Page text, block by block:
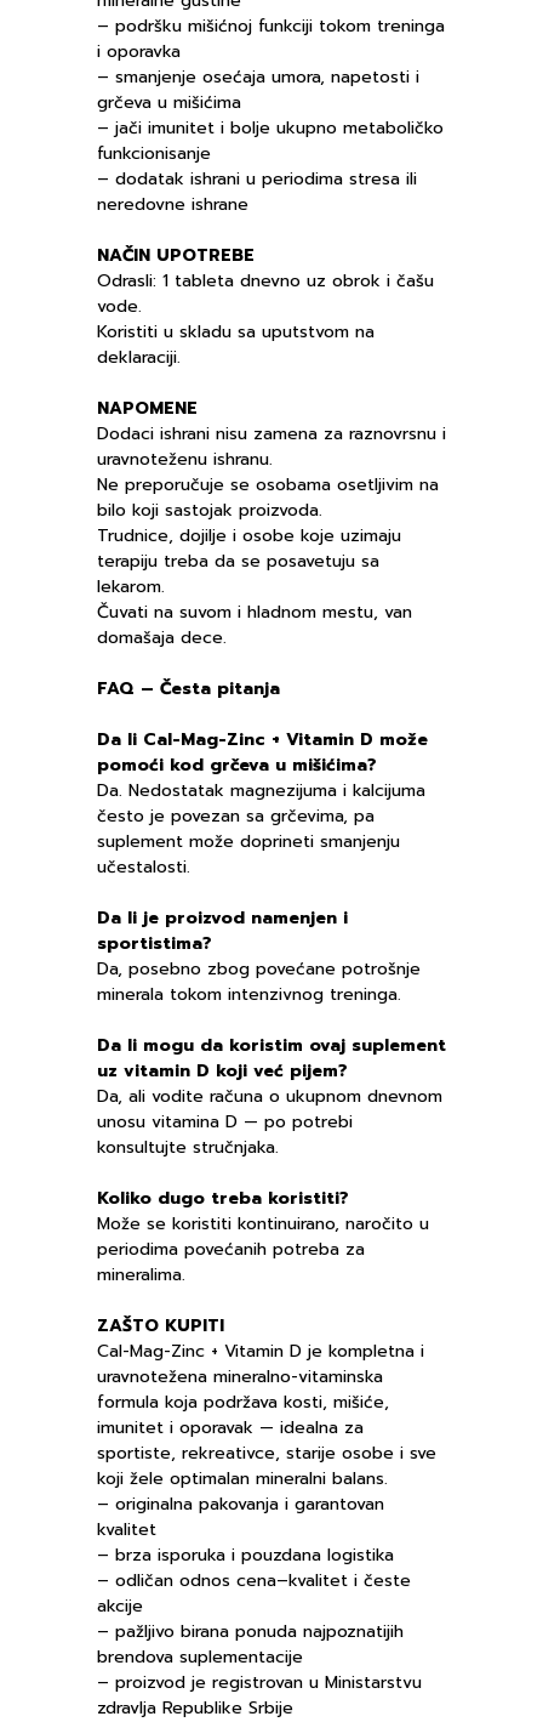
– podršku mišićnoj funkciji tokom treninga
i oporavka
– smanjenje osećaja umora, napetosti i
grčeva u mišićima
– jači imunitet i bolje ukupno metaboličko
funkcionisanje
– dodatak ishrani u periodima stresa ili
neredovne ishrane
NAČIN UPOTREBE
Odrasli: 1 tableta dnevno uz obrok i čašu
vode.
Koristiti u skladu sa uputstvom na
deklaraciji.
NAPOMENE
Dodaci ishrani nisu zamena za raznovrsnu i
uravnoteženu ishranu.
Ne preporučuje se osobama osetljivim na
bilo koji sastojak proizvoda.
Trudnice, dojilje i osobe koje uzimaju
terapiju treba da se posavetuju sa
lekarom.
Čuvati na suvom i hladnom mestu, van
domašaja dece.
FAQ – Česta pitanja
Da li Cal-Mag-Zinc + Vitamin D može
pomoći kod grčeva u mišićima?
Da. Nedostatak magnezijuma i kalcijuma
često je povezan sa grčevima, pa
suplement može doprineti smanjenju
učestalosti.
Da li je proizvod namenjen i
sportistima?
Da, posebno zbog povećane potrošnje
minerala tokom intenzivnog treninga.
Da li mogu da koristim ovaj suplement
uz vitamin D koji već pijem?
Da, ali vodite računa o ukupnom dnevnom
unosu vitamina D — po potrebi
konsultujte stručnjaka.
Koliko dugo treba koristiti?
Može se koristiti kontinuirano, naročito u
periodima povećanih potreba za
mineralima.
ZAŠTO KUPITI
Cal-Mag-Zinc + Vitamin D je kompletna i
uravnotežena mineralno-vitaminska
formula koja podržava kosti, mišiće,
imunitet i oporavak — idealna za
sportiste, rekreativce, starije osobe i sve
koji žele optimalan mineralni balans.
– originalna pakovanja i garantovan
kvalitet
– brza isporuka i pouzdana logistika
– odličan odnos cena–kvalitet i česte
akcije
– pažljivo birana ponuda najpoznatijih
brendova suplementacije
– proizvod je registrovan u Ministarstvu
zdravlja Republike Srbije